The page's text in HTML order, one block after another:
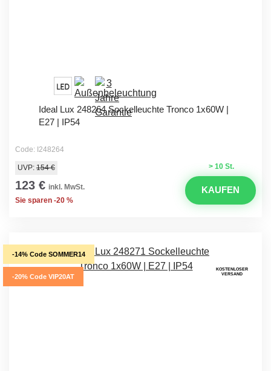
Ideal Lux 248264 Sockelleuchte Tronco 1x60W |
E27 | IP54
Code: I248264
> 10 St.
UVP: 154 €
123 € inkl. MwSt.
Sie sparen -20 %
KAUFEN
-14% Code SOMMER14
-20% Code VIP20AT
KOSTENLOSER
VERSAND